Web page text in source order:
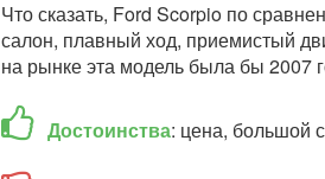
Что сказать, Ford Scorpio по
салон, плавный ход, приемистый
на рынке эта модель была бы 2007
Достоинства: цена, большой